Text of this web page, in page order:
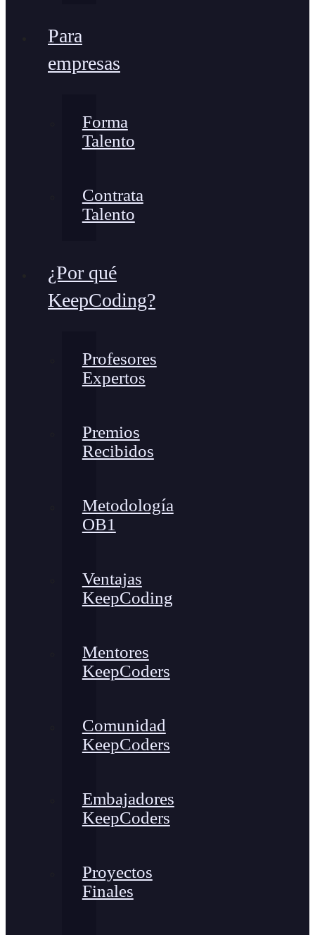
Para
empresas
Forma
Talento
Contrata
Talento
¿Por qué
KeepCoding?
Profesores
Expertos
Premios
Recibidos
Metodología
OB1
Ventajas
KeepCoding
Mentores
KeepCoders
Comunidad
KeepCoders
Embajadores
KeepCoders
Proyectos
Finales